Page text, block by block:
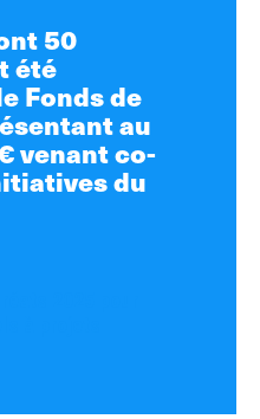
50
été
Fonds de
au
venant co-
du